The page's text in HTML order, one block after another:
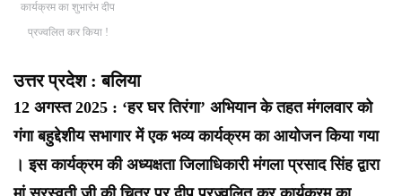
कार्यक्रम का शुभारंभ दीप
प्रज्वलित कर किया !
उत्तर प्रदेश : बलिया
12 अगस्त 2025 : ‘हर घर तिरंगा’ अभियान के तहत मंगलवार को
गंगा बहुद्देशीय सभागार में एक भव्य कार्यक्रम का आयोजन किया गया
। इस कार्यक्रम की अध्यक्षता जिलाधिकारी मंगला प्रसाद सिंह द्वारा